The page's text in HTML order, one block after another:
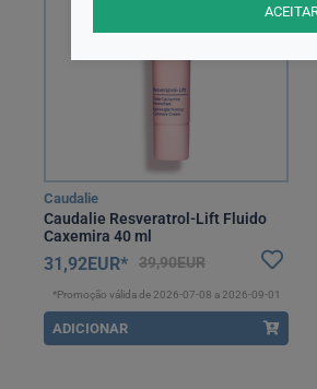
Caudalie
Caudalie Resveratrol-Lift Fluido
Caxemira 40 ml
31,92EUR* 39,90EUR
*Promoção válida de 2026-07-08 a 2026-09-01
ADICIONAR